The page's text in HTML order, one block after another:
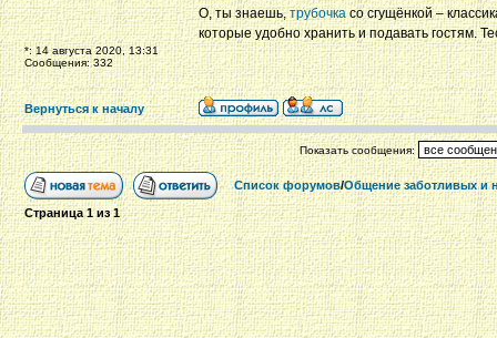
*: 14 августа 2020, 13:31
Сообщения: 332
О, ты знаешь,трубочкасо сгущёнкой –
которые удобно хранить и подавать гостям.
Вернуться к началу
Показать сообщения:
Список форумов/Общение заботливых и
Страница1из1